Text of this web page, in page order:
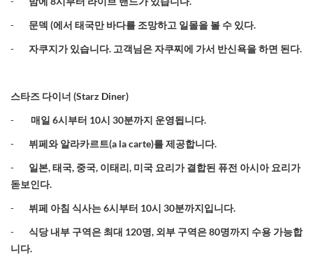
- 문덱 (에서 태국만 바다를 조망하고 일몰을 볼 수 있다.
- 자쿠지가 있습니다. 고객님은 자쿠찌에 가서 반신욕을 하면 된다.
스타즈 다이너 (Starz Diner)
- 매일 6시부터 10시 30분까지 운영됩니다.
- 뷔페와 알라카르트(a la carte)를 제공합니다.
- 일본,태국, 중국, 이태리 , 미국 요리가 결합된 퓨전 아시아 요리가
돋보인다.
- 뷔페 아침 식사는6시부터 10시 30분까지입니다.
- 식당 내부 구역은 최대 120명, 외부 구역은80명까지 수용 가능합
니다.